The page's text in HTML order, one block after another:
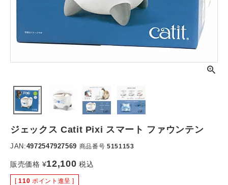
ジェックス Catit Pixi スマート ファウンテン
JAN:4972547927569 商品番号 5151153
販売価格 ¥12,100 税込
[ 110 ポイント進呈 ]